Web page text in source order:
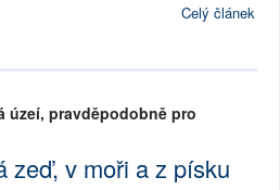
Celý článek
úzeí, pravděpodobně pro
zeď, v moři a z písku